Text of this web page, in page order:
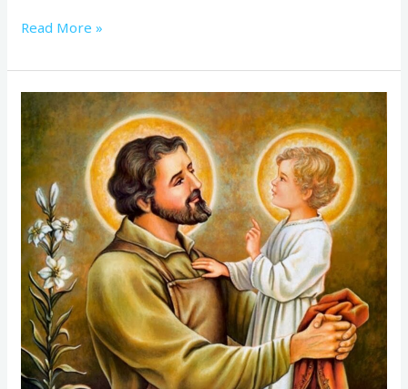
DÍA
Read More »
virtudes
de
San
José
que
podemos
vivir
cada
día